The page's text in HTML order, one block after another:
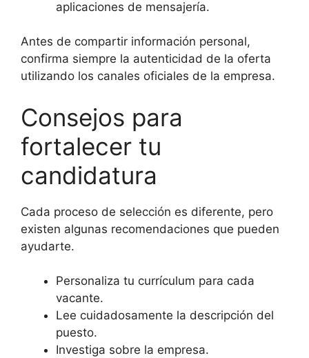
aplicaciones de mensajería.
Antes de compartir información personal,
confirma siempre la autenticidad de la oferta
utilizando los canales oficiales de la empresa.
Consejos para
fortalecer tu
candidatura
Cada proceso de selección es diferente, pero
existen algunas recomendaciones que pueden
ayudarte.
Personaliza tu currículum para cada
vacante.
Lee cuidadosamente la descripción del
puesto.
Investiga sobre la empresa.